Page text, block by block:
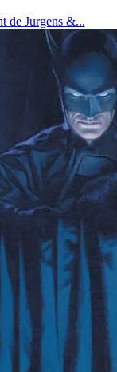
de Jurgens &...